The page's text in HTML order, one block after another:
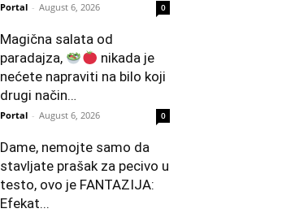
Portal - August 6, 2026 0
Magična salata od
paradajza,
nikada je
nećete napraviti na bilo koji
drugi način…
Portal - August 6, 2026 0
Dame, nemojte samo da
stavljate prašak za pecivo u
testo, ovo je FANTAZIJA:
Efekat...